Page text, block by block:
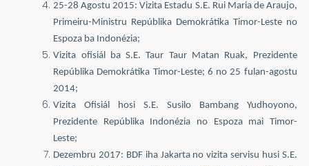
25-28 Agostu 2015: Vizita Estadu S.E. Rui Maria de Araujo,
Primeiru-Ministru Repúblika Demokrátika Timor-Leste no
Espoza ba Indonézia;
Vizita ofisiál ba S.E. Taur Taur Matan Ruak, Prezidente
Repúblika Demokrátika Timor-Leste; 6 no 25 fulan-agostu
2014;
Vizita Ofisiál hosi S.E. Susilo Bambang Yudhoyono,
Prezidente Repúblika Indonézia no Espoza mai Timor-
Leste;
Dezembru 2017: BDF iha Jakarta no vizita servisu husi S.E.